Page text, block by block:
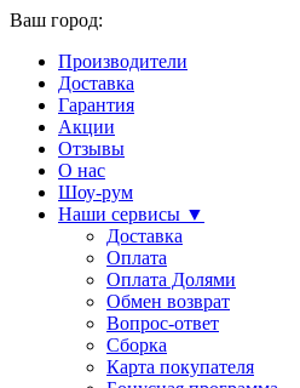
Ваш город:
Производители
Доставка
Гарантия
Акции
Отзывы
О нас
Шоу-рум
Наши сервисы ▼
Доставка
Оплата
Оплата Долями
Обмен возврат
Вопрос-ответ
Сборка
Карта покупателя